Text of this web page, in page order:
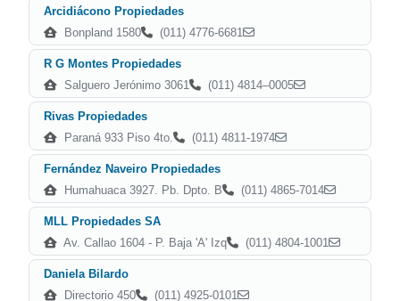
Arcidiácono Propiedades
Bonpland 1580
(011) 4776-6681
R G Montes Propiedades
Salguero Jerónimo 3061
(011) 4814–0005
Rivas Propiedades
Paraná 933 Piso 4to.
(011) 4811-1974
Fernández Naveiro Propiedades
Humahuaca 3927. Pb. Dpto. B
(011) 4865-7014
MLL Propiedades SA
Av. Callao 1604 - P. Baja 'A' Izq
(011) 4804-1001
Daniela Bilardo
Directorio 450
(011) 4925-0101